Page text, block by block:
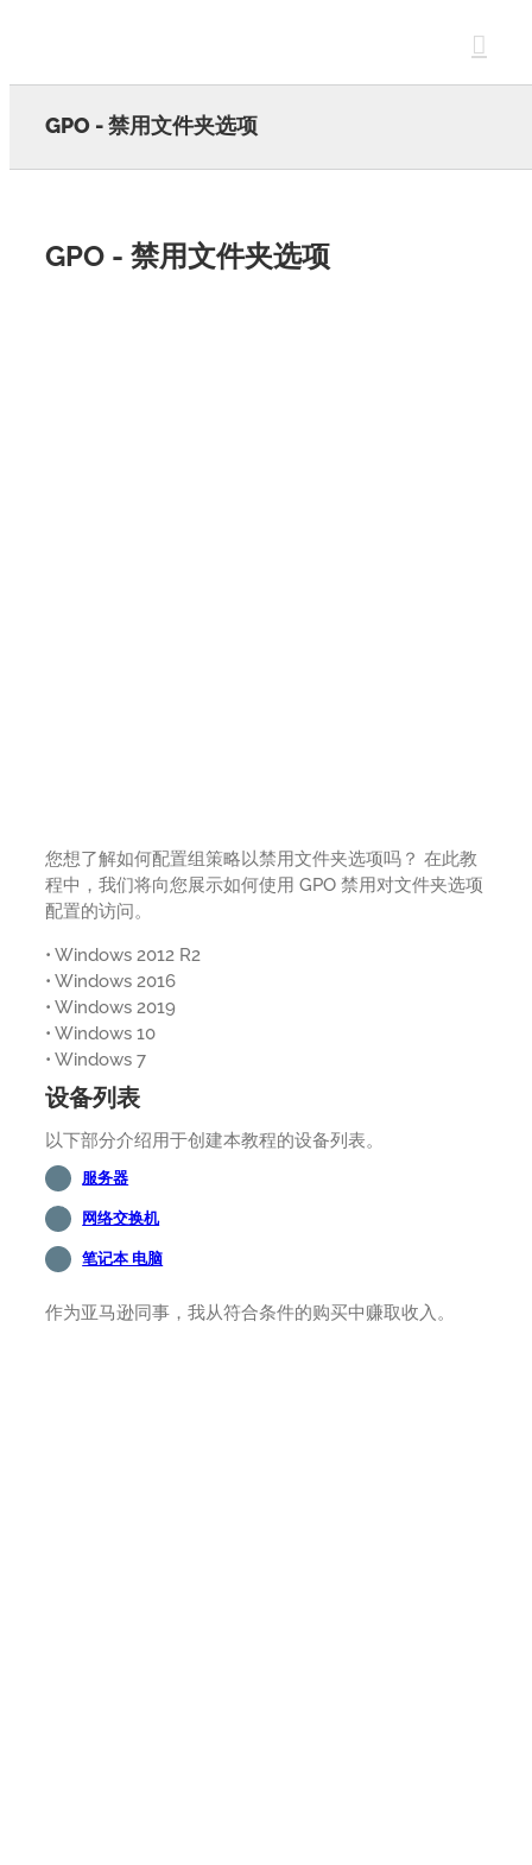
GPO - 禁用文件夹选项
GPO - 禁用文件夹选项
您想了解如何配置组策略以禁用文件夹选项吗？ 在此教
程中，我们将向您展示如何使用 GPO 禁用对文件夹选项
配置的访问。
• Windows 2012 R2
• Windows 2016
• Windows 2019
• Windows 10
• Windows 7
设备列表
以下部分介绍用于创建本教程的设备列表。
服务器
网络交换机
笔记本 电脑
作为亚马逊同事，我从符合条件的购买中赚取收入。